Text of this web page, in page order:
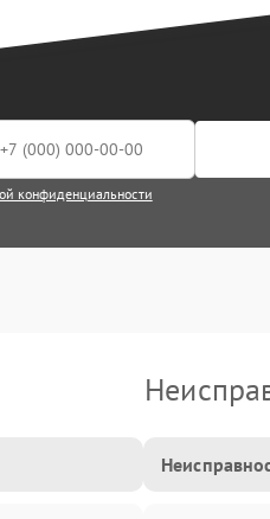
конфиденциальности